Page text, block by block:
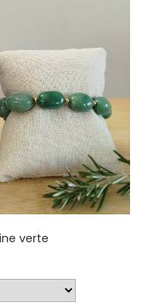
verte